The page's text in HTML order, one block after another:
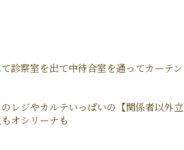
診察室を出て中待合室を通ってカーテン
レジやカルテいっぱいの【関係者以外立
オシリーナも